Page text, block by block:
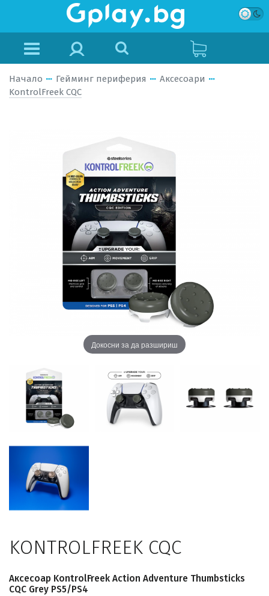
Начало Гейминг периферия
Аксесоари
KontrolFreek CQC
Докосни за да разшириш
KONTROLFREEK CQC
Аксесоар KontrolFreek Action Adventure Thumbsticks
CQC Grey PS5/PS4